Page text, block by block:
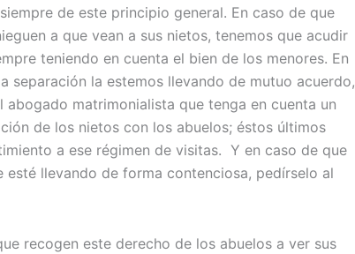
de este principio general. En caso de que
a que vean a sus nietos, tenemos que acudir
teniendo en cuenta el bien de los menores. En
separación la estemos llevando de mutuo acuerdo,
abogado matrimonialista que tenga en cuenta un
de los nietos con los abuelos; éstos últimos
a ese régimen de visitas. Y en caso de que
esté llevando de forma contenciosa, pedírselo al
recogen este derecho de los abuelos a ver sus